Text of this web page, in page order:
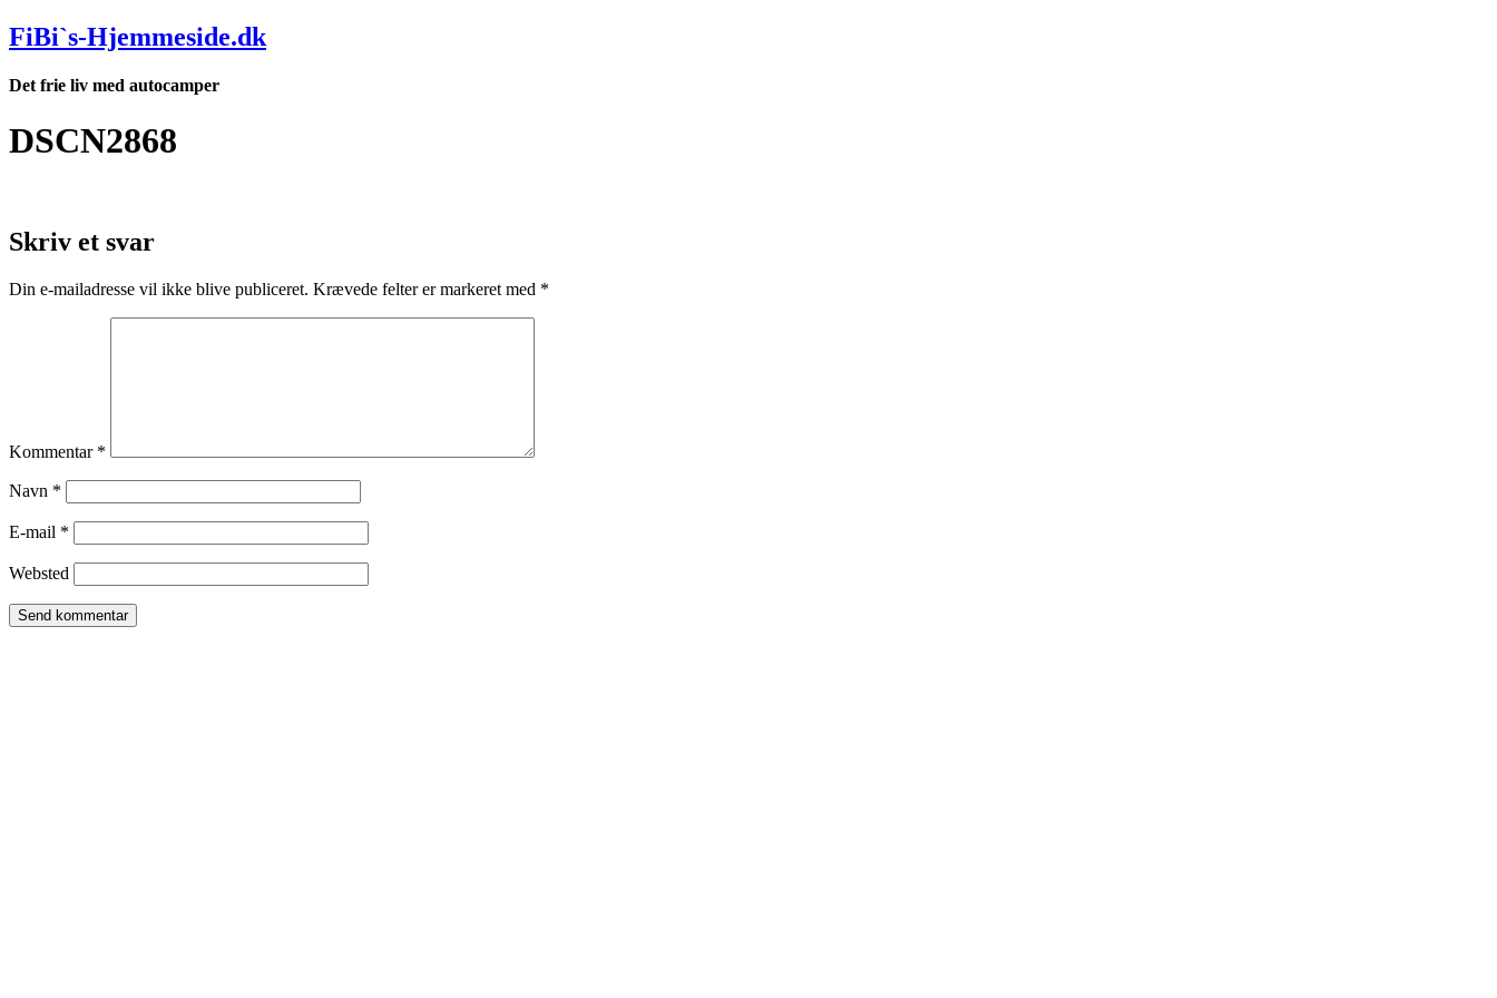
Videre
til
FiBi`s-Hjemmeside.dk
Det frie liv med autocamper
DSCN2868
Skriv et svar
Din e-mailadresse vil ikke blive publiceret. Krævede felter er markeret med *
Kommentar *
Navn *
E-mail *
Websted